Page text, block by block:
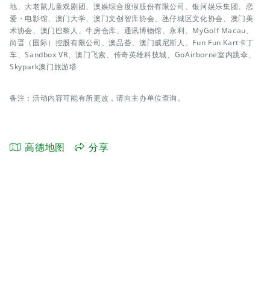
地、大老鼠儿童戏剧团、澳娱综合度假股份有限公司、银河娱乐集团、恋
爱・电影馆、澳门大学、澳门文创智库协会、氹仔城区文化协会、澳门美
术协会、澳门巴黎人、牛房仓库、通讯博物馆、永利、MyGolf Macau、
尚晋（国际）控股有限公司、澳品荟、澳门威尼斯人、Fun Fun Kart卡丁
车、Sandbox VR、澳门飞索、传奇英雄科技城、GoAirborne室内跳伞、
Skypark澳门旅游塔
备注：活动内容可能有所更改，请向主办单位查询。
高德地图 分享